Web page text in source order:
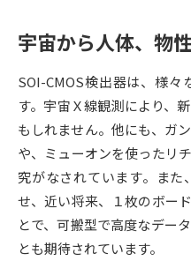
志望校・出願校を調べる
併願校選び
先輩が入学を決めた理由
新生活お役立ちガイド
学問発見
宇宙から人体、物
SOI-CMOS検出器は、様
す。宇宙Ｘ線観測により、
もしれません。他にも、ガ
や、ミューオンを使ったリ
究がなされています。また
せ、近い将来、１枚のボー
とで、可搬型で高度なデー
とも期待されています。